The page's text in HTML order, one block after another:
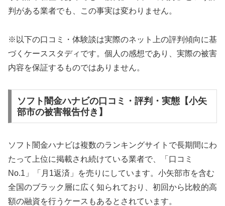
判がある業者でも、この事実は変わりません。
※以下の口コミ・体験談は実際のネット上の評判傾向に基
づくケーススタディです。個人の感想であり、実際の被害
内容を保証するものではありません。
ソフト闇金ハナビの口コミ・評判・実態【小矢
部市の被害報告付き】
ソフト闇金ハナビは複数のランキングサイトで長期間にわ
たって上位に掲載され続けている業者で、「口コミ
No.1」「月1返済」を売りにしています。小矢部市を含む
全国のブラック層に広く知られており、初回から比較的高
額の融資を行うケースもあるとされています。